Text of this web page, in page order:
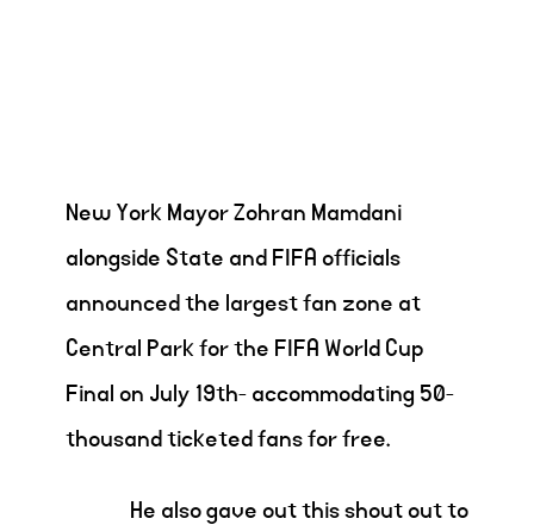
New York Mayor Zohran Mamdani
alongside State and FIFA officials
announced the largest fan zone at
Central Park for the FIFA World Cup
Final on July 19th- accommodating 50-
thousand ticketed fans for free.
He also gave out this shout out to